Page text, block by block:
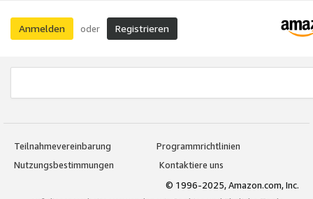
Anmelden oder Registrieren
Teilnahmevereinbarung
Programmrichtlinien
Nutzungsbestimmungen
Kontaktiere uns
© 1996-2025, Amazon.com, Inc.